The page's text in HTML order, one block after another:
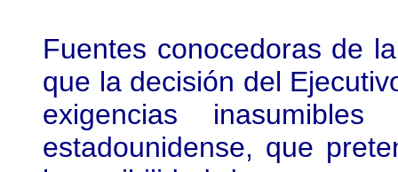
Fuentes conocedoras de
que la decisión del
exigencias
estadounidense, que